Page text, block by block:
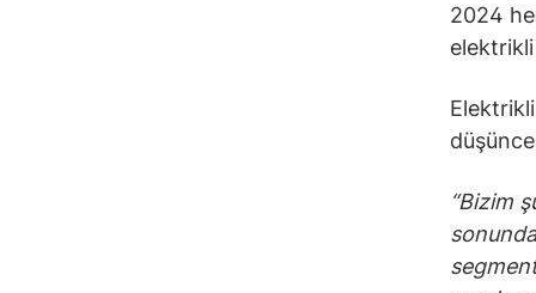
2024
“Bizim